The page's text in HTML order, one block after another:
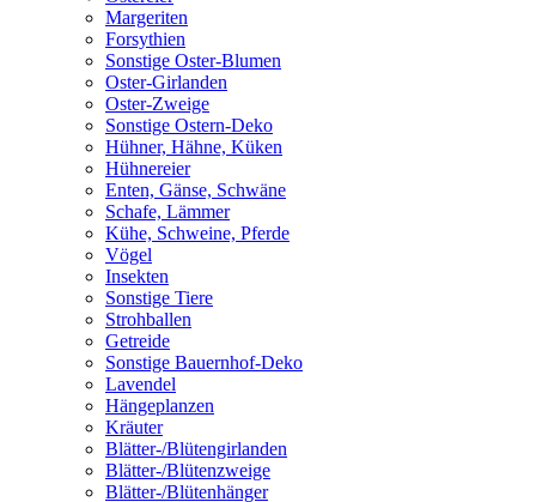
Margeriten
Forsythien
Sonstige Oster-Blumen
Oster-Girlanden
Oster-Zweige
Sonstige Ostern-Deko
Hühner, Hähne, Küken
Hühnereier
Enten, Gänse, Schwäne
Schafe, Lämmer
Kühe, Schweine, Pferde
Vögel
Insekten
Sonstige Tiere
Strohballen
Getreide
Sonstige Bauernhof-Deko
Lavendel
Hängeplanzen
Kräuter
Blätter-/Blütengirlanden
Blätter-/Blütenzweige
Blätter-/Blütenhänger